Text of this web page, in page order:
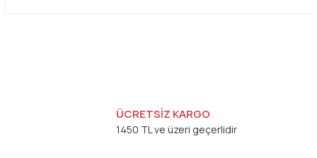
ÜCRETSİZ KARGO
1450 TL ve üzeri geçerlidir